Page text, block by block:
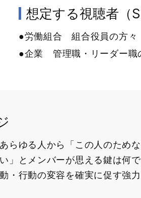
想定する視聴者（
●労働組合 組合役員の方々
●企業 管理職・リーダー職
らゆる人から「この人のため
」とメンバーが思える鍵は何で
・行動の変容を確実に促す強力